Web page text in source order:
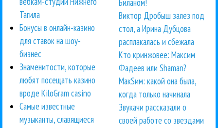
Тагила
Бонусы в онлайн-казино
для ставок на шоу-
бизнес
Знаменитости, которые
любят посещать казино
вроде KiloGram casino
Самые известные
музыканты, славящиеся
Биланом!
Виктор Дробыш залез под
стол, а Ирина Дубцова
расплакалась и сбежала
Кто кринжовее: Максим
Фадеев или Shaman?
МакSим: какой она была,
когда только начинала
Звукачи рассказали о
своей работе со звездами